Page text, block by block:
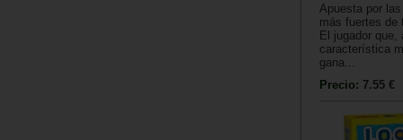
Apuesta por
más fuertes de
El jugador que,
característica
gana...
Precio: 7.55 €